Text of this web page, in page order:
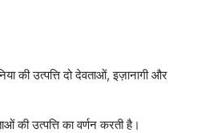
की उत्पत्ति दो देवताओं, इज़ानागी और
की उत्पत्ति का वर्णन करती है।